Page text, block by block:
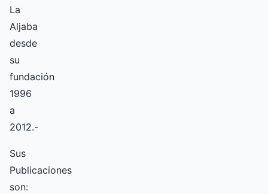
La
Aljaba
desde
su
fundación
1996
a
2012.-
Sus
Publicaciones
son: